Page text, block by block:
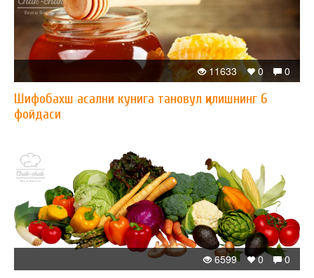
0
0
11633
Шифобахш асални кунига тановул қилишнинг 6
фойдаси
0
0
6599